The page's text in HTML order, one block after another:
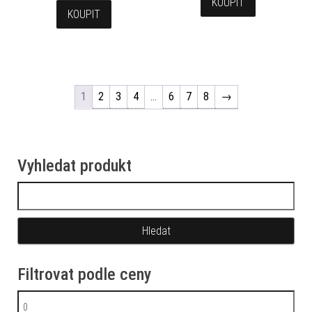
KOUPIT
KOUPIT
1 2 3 4 … 6 7 8 →
Vyhledat produkt
Filtrovat podle ceny
Minimální cena